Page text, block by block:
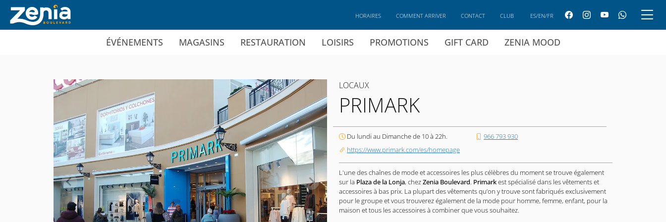
Ir al contenido principal
ÉVÉNEMENTS MAGASINS RESTAURATION LOISIRS PROMOTIONS GIFT CARD ZENIA MOOD
HORAIRES COMMENT ARRIVER CONTACT CLUB ES/EN/FR
LOCAUX
PRIMARK
Du lundi au Dimanche de 10 à 22h.
966 793 930
https://www.primark.com/es/homepage
L'une des chaînes de mode et accessoires les plus célèbres du moment se trouve également
sur la Plaza de la Lonja, chezZenia Boulevard. Primarkest spécialisé dans les vêtements et
accessoires à bas prix. La plupart des vêtements qu’on y trouve sont fabriqués exclusivement
pour le groupe et vous trouverez également de la mode pour homme, femme, enfant, pour la
maison et tous les accessoires à combiner que vous souhaitez.